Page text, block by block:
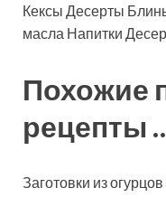
Кексы Десерты
масла Напитки
Похожие
рецепты
Заготовки из огурцов